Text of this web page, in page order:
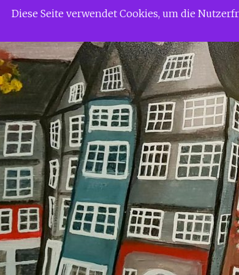
ZumSiggi Gerdaus Welt
Diese Seite verwendet Cookies, um die